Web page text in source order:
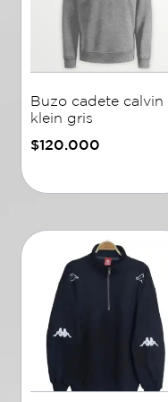
Buzo cadete calvin
klein gris
$120.000